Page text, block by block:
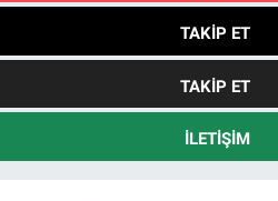
TAKIP ET
TAKIP ET
İLETIŞIM